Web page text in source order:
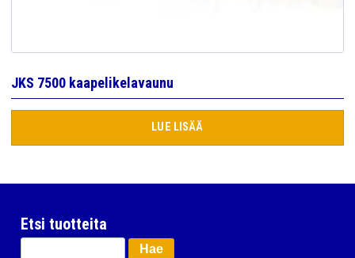
JKS 7500 kaapelikelavaunu
LUE LISÄÄ
Etsi tuotteita
Haku: